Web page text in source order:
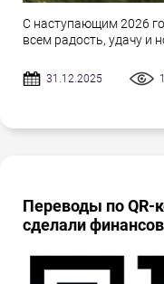
С наступающим 2026
всем радость, удачу и
31.12.2025
Переводы по QR-
сделали